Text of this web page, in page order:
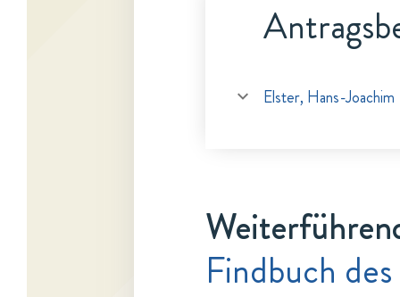
Elster, Hans-Joachim
Findbuch